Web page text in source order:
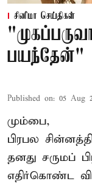
சினிமா செய்திகள்
பயந்தேன்"
Published on: 05 Aug
மும்பை,
பிரபல
தனது சருமப்
எதிர்கொண்ட